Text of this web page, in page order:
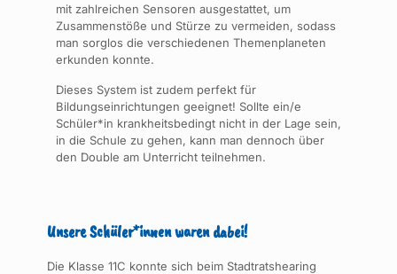
mit zahlreichen Sensoren ausgestattet, um
Zusammenstöße und Stürze zu vermeiden, sodass
man sorglos die verschiedenen Themenplaneten
erkunden konnte.
Dieses System ist zudem perfekt für
Bildungseinrichtungen geeignet! Sollte ein/e
Schüler*in krankheitsbedingt nicht in der Lage sein,
in die Schule zu gehen, kann man dennoch über
den Double am Unterricht teilnehmen.
Unsere Schüler*innen waren dabei!
Die Klasse 11C konnte sich beim Stadtratshearing